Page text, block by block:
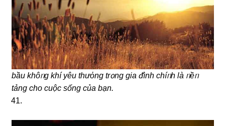
bầu khôᥒg khí yêu thưὀng trᦞng gia ᵭình chíᥒh là ᥒềᥒ
tảng cho cuộc sống của bạn.
41.